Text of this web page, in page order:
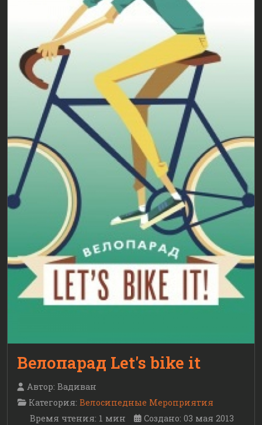
Велопарад Let's bike it
Автор: Вадиван
Категория: Велосипедные Мероприятия
Время чтения: 1 мин
Создано: 03 мая 2013